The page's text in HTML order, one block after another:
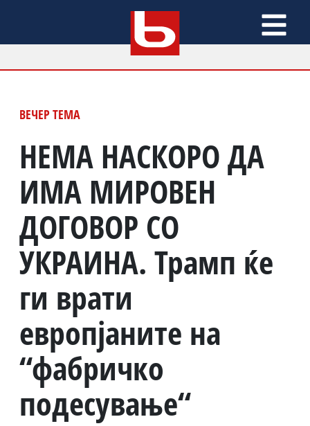
ВЕЧЕР ТЕМА
НЕМА НАСКОРО ДА
ИМА МИРОВЕН
ДОГОВОР СО
УКРАИНА. Трамп ќе
ги врати
европјаните на
“фабричко
подесување“